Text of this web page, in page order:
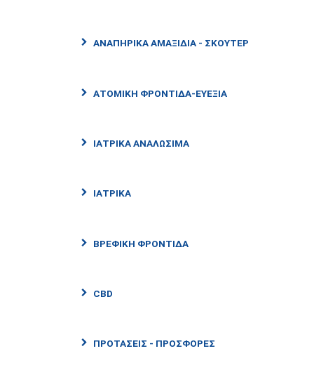
ΑΝΑΠΗΡΙΚΆ ΑΜΑΞΊΔΙΑ - ΣΚΟΎΤΕΡ
ΑΤΟΜΙΚΉ ΦΡΟΝΤΊΔΑ-ΕΥΕΞΊΑ
ΙΑΤΡΙΚΆ ΑΝΑΛΏΣΙΜΑ
ΙΑΤΡΙΚΑ
ΒΡΕΦΙΚΗ ΦΡΟΝΤΊΔΑ
CBD
ΠΡΟΤΑΣΕΙΣ - ΠΡΟΣΦΟΡΕΣ